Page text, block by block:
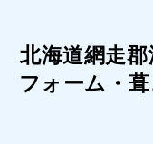
北海道網走
フォーム・